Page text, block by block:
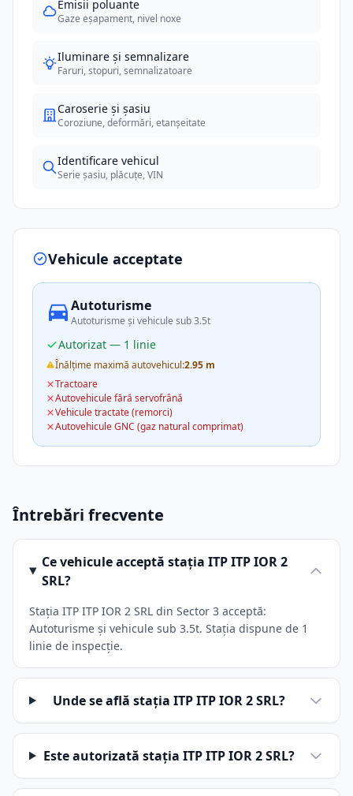
Emisii poluante
Gaze eșapament, nivel noxe
Iluminare și semnalizare
Faruri, stopuri, semnalizatoare
Caroserie și șasiu
Coroziune, deformări, etanșeitate
Identificare vehicul
Serie șasiu, plăcuțe, VIN
Vehicule acceptate
Autoturisme
Autoturisme și vehicule sub 3.5t
Autorizat — 1 linie
Înălțime maximă autovehicul:2.95 m
Tractoare
Autovehicule fără servofrână
Vehicule tractate (remorci)
Autovehicule GNC (gaz natural comprimat)
Întrebări frecvente
Ce vehicule acceptă stația ITP ITP IOR 2
SRL?
Stația ITP ITP IOR 2 SRL din Sector 3 acceptă:
Autoturisme și vehicule sub 3.5t. Stația dispune de 1
linie de inspecție.
Unde se află stația ITP ITP IOR 2 SRL?
Este autorizată stația ITP ITP IOR 2 SRL?